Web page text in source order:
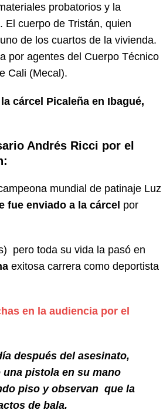
probatorios y la
cuerpo de Tristán, quien
de los cuartos de la vivienda.
por agentes del Cuerpo Técnico
Cali (Mecal).
cárcel Picaleña en Ibagué,
Andrés Ricci por el
mundial de patinaje Luz
fue enviado a la cárcel por
pero toda su vida la pasó en
exitosa carrera como deportista
en la audiencia por el
después del asesinato,
pistola en su mano
piso y observan que la
de bala.